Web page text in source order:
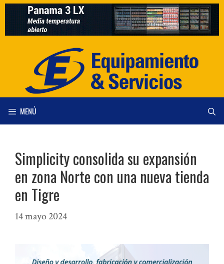
Saltar
contenido
MENÚ
Simplicity consolida su expansión
en zona Norte con una nueva tienda
en Tigre
14 mayo 2024